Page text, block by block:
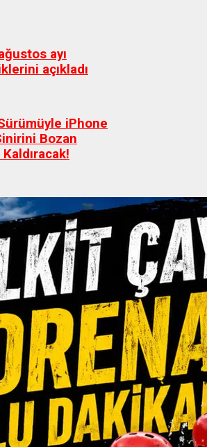
ayı
açıkladı
iPhone
Bozan